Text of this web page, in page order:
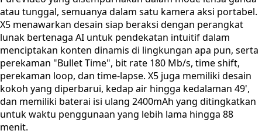
atau tunggal, semuanya dalam satu kamera aksi portabel.
X5 menawarkan desain siap beraksi dengan perangkat
lunak bertenaga AI untuk pendekatan intuitif dalam
menciptakan konten dinamis di lingkungan apa pun, serta
perekaman "Bullet Time", bit rate 180 Mb/s, time shift,
perekaman loop, dan time-lapse. X5 juga memiliki desain
kokoh yang diperbarui, kedap air hingga kedalaman 49',
dan memiliki baterai isi ulang 2400mAh yang ditingkatkan
untuk waktu penggunaan yang lebih lama hingga 88
menit.